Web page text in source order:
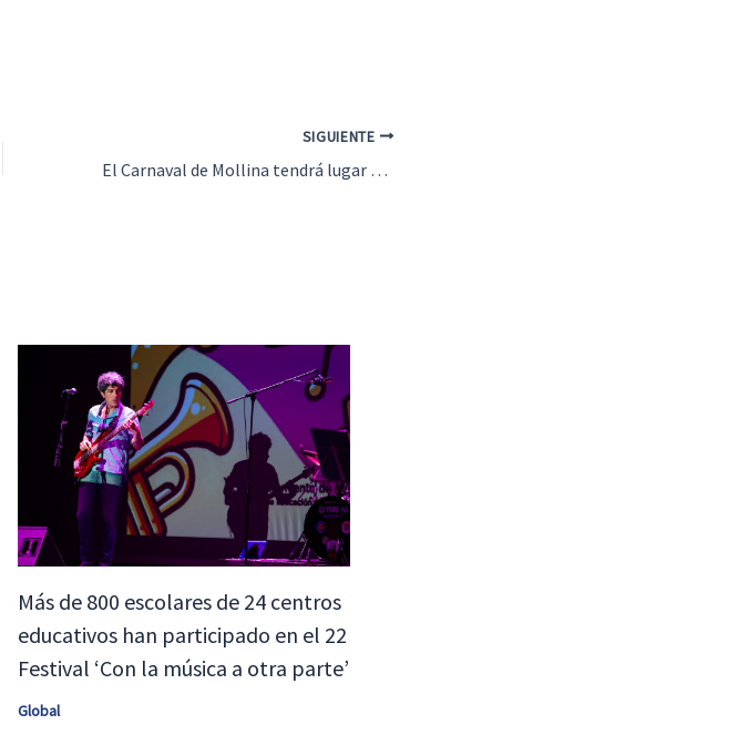
SIGUIENTE
El Carnaval de Mollina tendrá lugar entre el 1 y el 2 de marzo con fiesta para todos los públicos
Más de 800 escolares de 24 centros
educativos han participado en el 22
Festival ‘Con la música a otra parte’
Global